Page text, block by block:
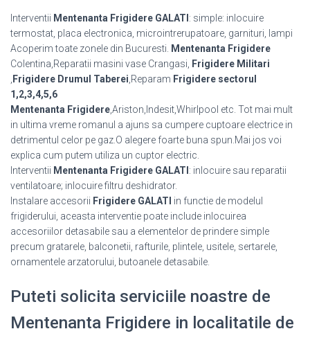
Interventii Mentenanta Frigidere GALATI : simple: inlocuire
termostat, placa electronica, microintrerupatoare, garnituri, lampi
Acoperim toate zonele din Bucuresti.
Mentenanta Frigidere
Colentina,Reparatii masini vase Crangasi,
Frigidere Militari
Frigidere Drumul Taberei ,Reparam Frigidere sectorul
1,2,3,4,5,6
Mentenanta Frigidere,Ariston,Indesit,Whirlpool etc. Tot mai mult
in ultima vreme romanul a ajuns sa cumpere cuptoare electrice in
detrimentul celor pe gaz.O alegere foarte buna spun.Mai jos voi
explica cum putem utiliza un cuptor electric.
Interventii Mentenanta Frigidere GALATI : inlocuire sau reparatii
ventilatoare; inlocuire filtru deshidrator.
Instalare accesorii Frigidere GALATI in functie de modelul
frigiderului, aceasta interventie poate include inlocuirea
accesoriilor detasabile sau a elementelor de prindere simple
precum gratarele, balconetii, rafturile, plintele, usitele, sertarele,
ornamentele arzatorului, butoanele detasabile.
Puteti solicita serviciile noastre de
Mentenanta Frigidere in localitatile de